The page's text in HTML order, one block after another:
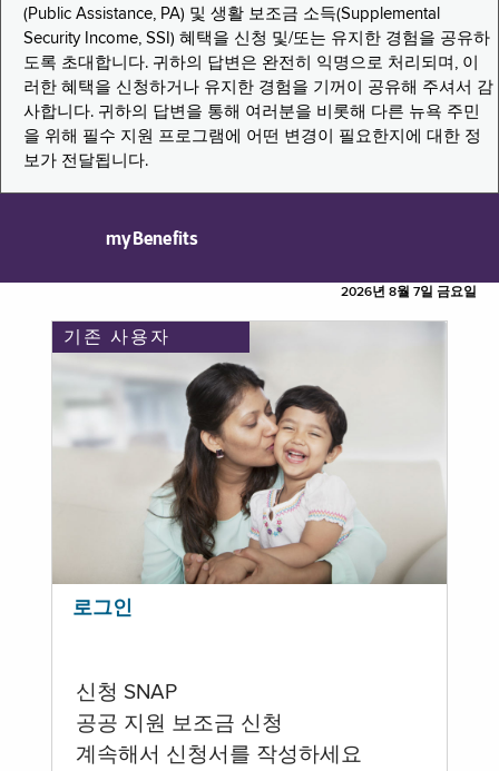
(Public Assistance, PA) 및 생활 보조금 소득(Supplemental
Security Income, SSI) 혜택을 신청 및/또는 유지한 경험을 공유하
도록 초대합니다. 귀하의 답변은 완전히 익명으로 처리되며, 이
러한 혜택을 신청하거나 유지한 경험을 기꺼이 공유해 주셔서 감
사합니다. 귀하의 답변을 통해 여러분을 비롯해 다른 뉴욕 주민
을 위해 필수 지원 프로그램에 어떤 변경이 필요한지에 대한 정
보가 전달됩니다.
myBenefits
2026년 8월 7일 금요일
기존 사용자
로그인
신청 SNAP
공공 지원 보조금 신청
계속해서 신청서를 작성하세요